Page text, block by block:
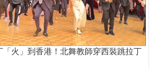
「火」到香港！北舞教師穿西裝跳拉丁